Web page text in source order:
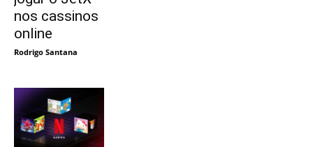
nos cassinos
online
Rodrigo Santana